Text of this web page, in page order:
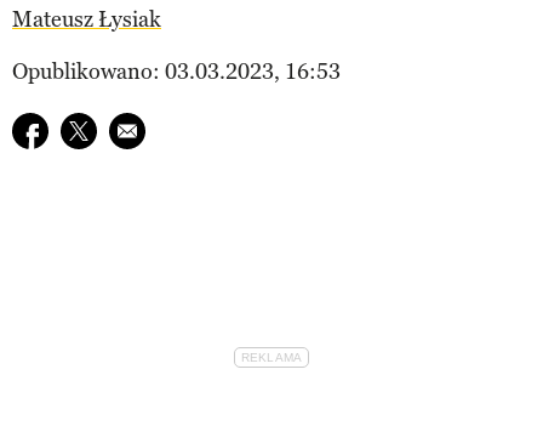
Mateusz Łysiak
Opublikowano: 03.03.2023, 16:53
Udostępnij na facebook
Udostępnij na twitter
E-mail do przyjaciela